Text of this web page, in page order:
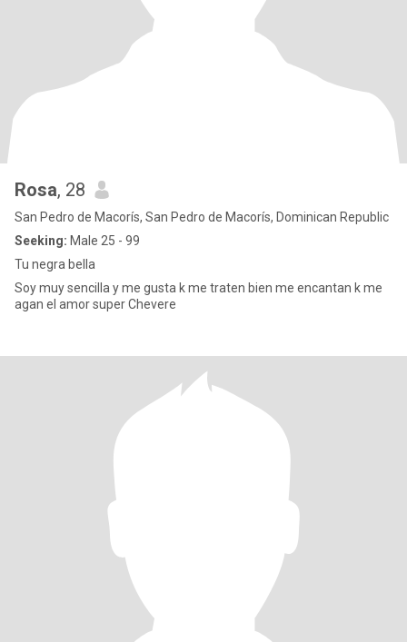
Rosa, 28
San Pedro de Macorís, San Pedro de Macorís, Dominican Republic
Seeking: Male 25 - 99
Tu negra bella
Soy muy sencilla y me gusta k me traten bien me encantan k me
agan el amor super Chevere